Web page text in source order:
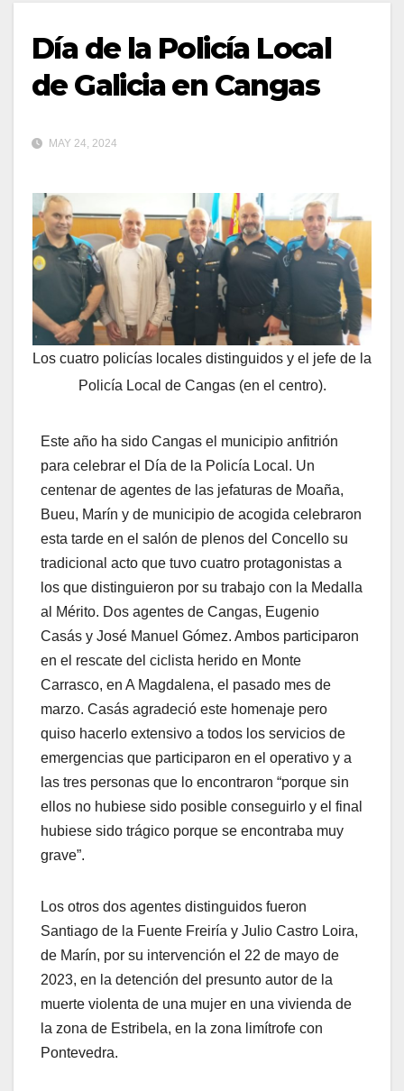
Día de la Policía Local
de Galicia en Cangas
MAY 24, 2024
Los cuatro policías locales distinguidos y el jefe de la
Policía Local de Cangas (en el centro).
Este año ha sido Cangas el municipio anfitrión
para celebrar el Día de la Policía Local. Un
centenar de agentes de las jefaturas de Moaña,
Bueu, Marín y de municipio de acogida celebraron
esta tarde en el salón de plenos del Concello su
tradicional acto que tuvo cuatro protagonistas a
los que distinguieron por su trabajo con la Medalla
al Mérito. Dos agentes de Cangas, Eugenio
Casás y José Manuel Gómez. Ambos participaron
en el rescate del ciclista herido en Monte
Carrasco, en A Magdalena, el pasado mes de
marzo. Casás agradeció este homenaje pero
quiso hacerlo extensivo a todos los servicios de
emergencias que participaron en el operativo y a
las tres personas que lo encontraron “porque sin
ellos no hubiese sido posible conseguirlo y el final
hubiese sido trágico porque se encontraba muy
grave”.
Los otros dos agentes distinguidos fueron
Santiago de la Fuente Freiría y Julio Castro Loira,
de Marín, por su intervención el 22 de mayo de
2023, en la detención del presunto autor de la
muerte violenta de una mujer en una vivienda de
la zona de Estribela, en la zona limítrofe con
Pontevedra.